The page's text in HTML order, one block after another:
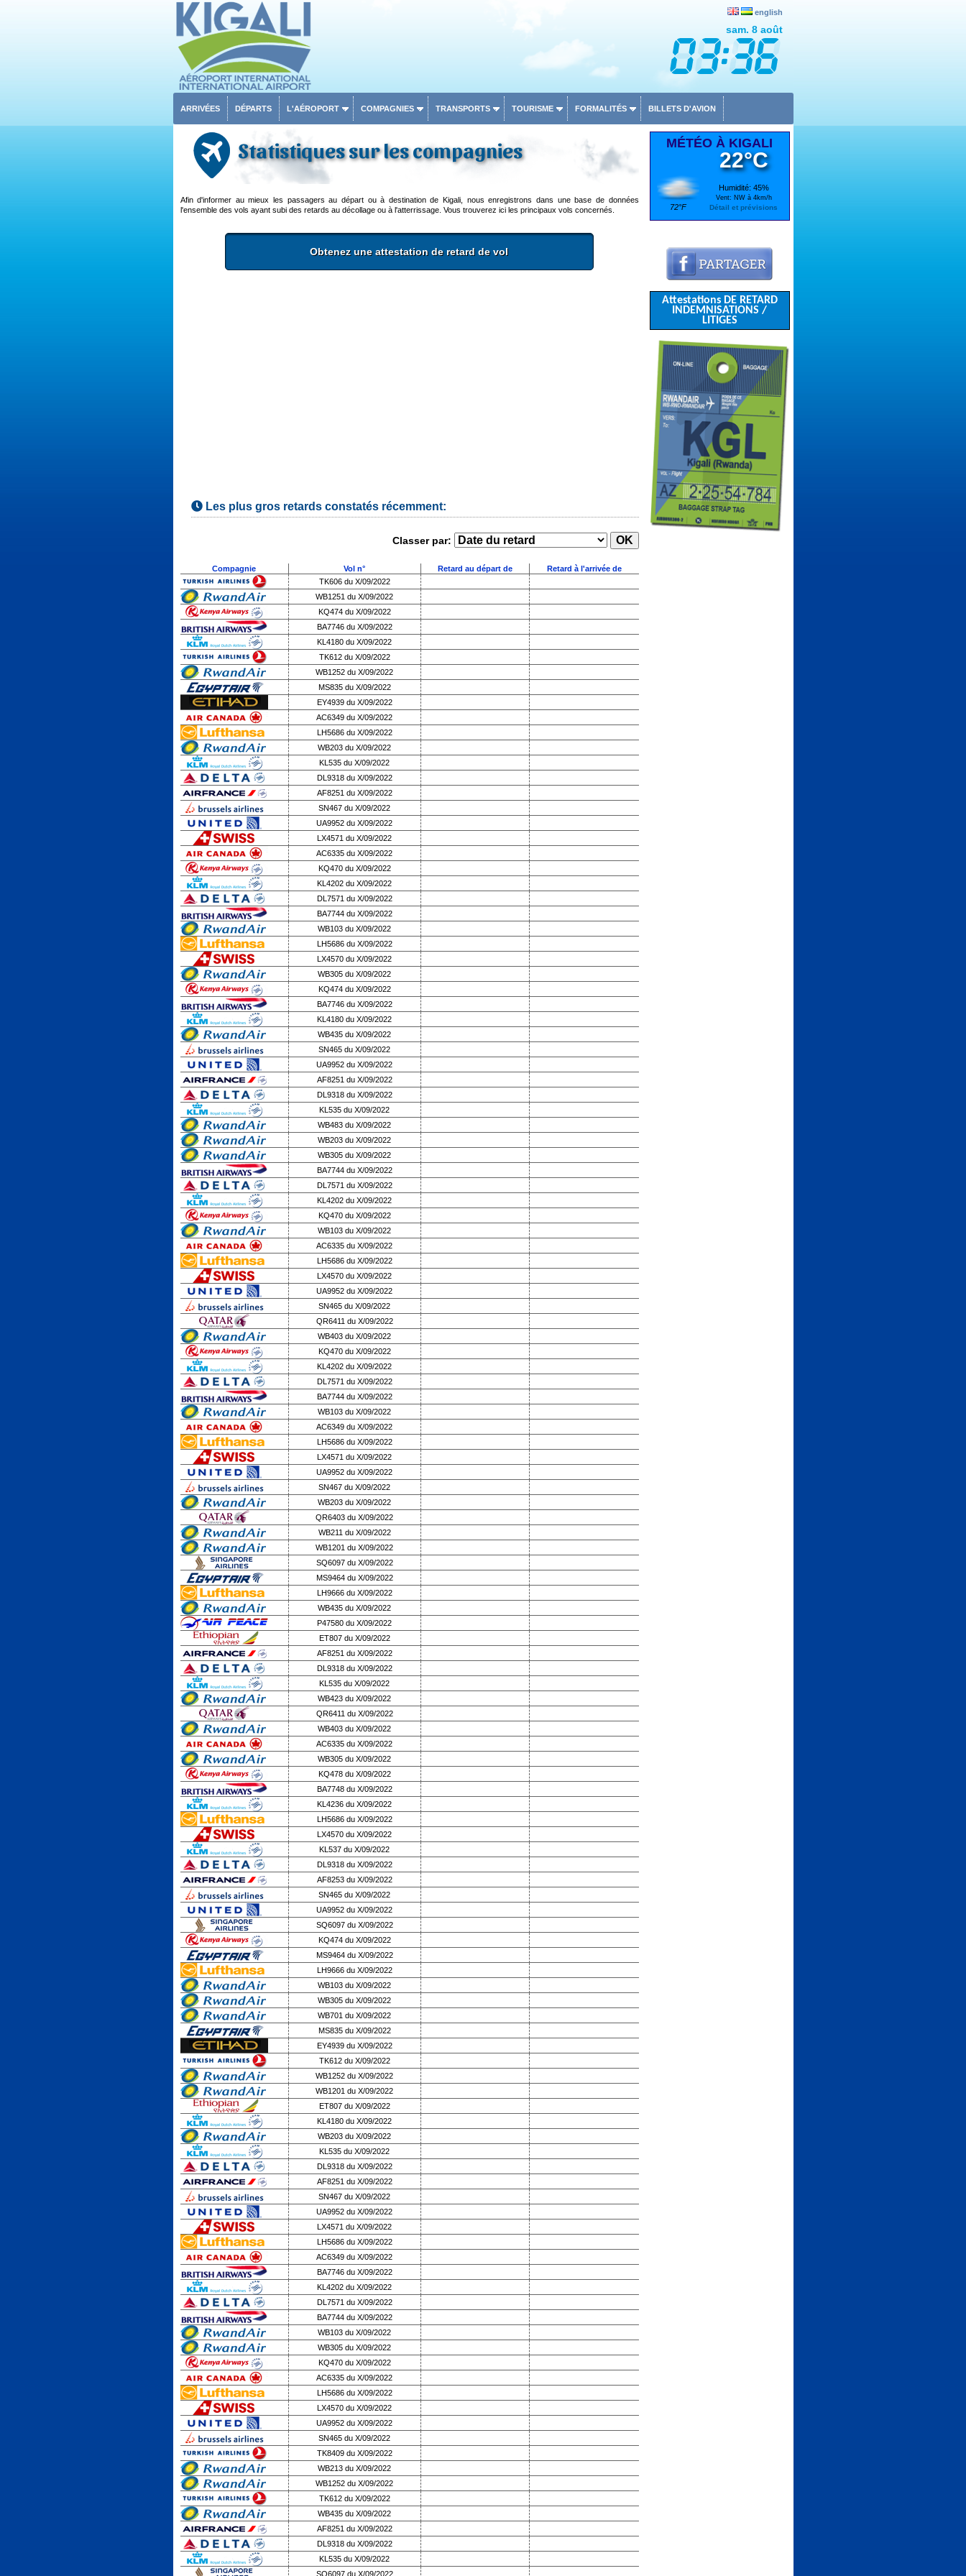
english
sam. 8 août
ARRIVÉES DÉPARTS L'AÉROPORT COMPAGNIES TRANSPORTS TOURISME FORMALITÉS BILLETS D'AVION
Statistiques sur les compagnies
Afin d'informer au mieux les passagers au départ ou à destination de Kigali, nous enregistrons dans une base de données
l'ensemble des vols ayant subi des retards au décollage ou à l'atterrissage. Vous trouverez ici les principaux vols concernés.
Obtenez une attestation de retard de vol Jusqu'à 365 jours après le vol retardé
Pour faire indemniser vos retards et annulations
Les plus gros retards constatés récemment:
Classer par:
Compagnie Vol n° Retard au départ de
Retard à l'arrivée de
TK606 du X/09/2022
WB1251 du X/09/2022
KQ474 du X/09/2022
BA7746 du X/09/2022
KL4180 du X/09/2022
TK612 du X/09/2022
WB1252 du X/09/2022
MS835 du X/09/2022
EY4939 du X/09/2022
AC6349 du X/09/2022
LH5686 du X/09/2022
WB203 du X/09/2022
KL535 du X/09/2022
DL9318 du X/09/2022
AF8251 du X/09/2022
SN467 du X/09/2022
UA9952 du X/09/2022
LX4571 du X/09/2022
AC6335 du X/09/2022
KQ470 du X/09/2022
KL4202 du X/09/2022
DL7571 du X/09/2022
BA7744 du X/09/2022
WB103 du X/09/2022
LH5686 du X/09/2022
LX4570 du X/09/2022
WB305 du X/09/2022
KQ474 du X/09/2022
BA7746 du X/09/2022
KL4180 du X/09/2022
WB435 du X/09/2022
SN465 du X/09/2022
UA9952 du X/09/2022
AF8251 du X/09/2022
DL9318 du X/09/2022
KL535 du X/09/2022
WB483 du X/09/2022
WB203 du X/09/2022
WB305 du X/09/2022
BA7744 du X/09/2022
DL7571 du X/09/2022
KL4202 du X/09/2022
KQ470 du X/09/2022
WB103 du X/09/2022
AC6335 du X/09/2022
LH5686 du X/09/2022
LX4570 du X/09/2022
UA9952 du X/09/2022
SN465 du X/09/2022
QR6411 du X/09/2022
WB403 du X/09/2022
KQ470 du X/09/2022
KL4202 du X/09/2022
DL7571 du X/09/2022
BA7744 du X/09/2022
WB103 du X/09/2022
AC6349 du X/09/2022
LH5686 du X/09/2022
LX4571 du X/09/2022
UA9952 du X/09/2022
SN467 du X/09/2022
WB203 du X/09/2022
QR6403 du X/09/2022
WB211 du X/09/2022
WB1201 du X/09/2022
SQ6097 du X/09/2022
MS9464 du X/09/2022
LH9666 du X/09/2022
WB435 du X/09/2022
P47580 du X/09/2022
ET807 du X/09/2022
AF8251 du X/09/2022
DL9318 du X/09/2022
KL535 du X/09/2022
WB423 du X/09/2022
QR6411 du X/09/2022
WB403 du X/09/2022
AC6335 du X/09/2022
WB305 du X/09/2022
KQ478 du X/09/2022
BA7748 du X/09/2022
KL4236 du X/09/2022
LH5686 du X/09/2022
LX4570 du X/09/2022
KL537 du X/09/2022
DL9318 du X/09/2022
AF8253 du X/09/2022
SN465 du X/09/2022
UA9952 du X/09/2022
SQ6097 du X/09/2022
KQ474 du X/09/2022
MS9464 du X/09/2022
LH9666 du X/09/2022
WB103 du X/09/2022
WB305 du X/09/2022
WB701 du X/09/2022
MS835 du X/09/2022
EY4939 du X/09/2022
TK612 du X/09/2022
WB1252 du X/09/2022
WB1201 du X/09/2022
ET807 du X/09/2022
KL4180 du X/09/2022
WB203 du X/09/2022
KL535 du X/09/2022
DL9318 du X/09/2022
AF8251 du X/09/2022
SN467 du X/09/2022
UA9952 du X/09/2022
LX4571 du X/09/2022
LH5686 du X/09/2022
AC6349 du X/09/2022
BA7746 du X/09/2022
KL4202 du X/09/2022
DL7571 du X/09/2022
BA7744 du X/09/2022
WB103 du X/09/2022
WB305 du X/09/2022
KQ470 du X/09/2022
AC6335 du X/09/2022
LH5686 du X/09/2022
LX4570 du X/09/2022
UA9952 du X/09/2022
SN465 du X/09/2022
TK8409 du X/09/2022
WB213 du X/09/2022
WB1252 du X/09/2022
TK612 du X/09/2022
WB435 du X/09/2022
AF8251 du X/09/2022
DL9318 du X/09/2022
KL535 du X/09/2022
SQ6097 du X/09/2022
MÉTÉO À KIGALI
72°F
22°C
Humidité: 45%
Vent: NW à 4km/h
Détail et prévisions
Attestations DE RETARD
INDEMNISATIONS /
LITIGES